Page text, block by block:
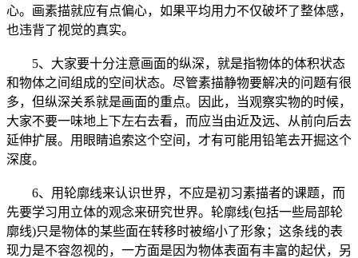
心。画素描就应有点偏心，如果平均用力不仅破坏了整体感，
也违背了视觉的真实。
5、大家要十分注意画面的纵深，就是指物体的体积状态
和物体之间组成的空间状态。尽管素描静物要解决的问题有很
多，但纵深关系就是画面的重点。因此，当观察实物的时候，
大家不要一味地上下左右去看，而应当由近及远、从前向后去
延伸扩展。用眼睛追索这个空间，才有可能用铅笔去开掘这个
深度。
6、用轮廓线来认识世界，不应是初习素描者的课题，而
先要学习用立体的观念来研究世界。轮廓线(包括一些局部轮
廓线)只是物体的某些面在转移时被缩小了形象；这条线的表
现力是不容忽视的，一方面是因为物体表面有丰富的起伏，另